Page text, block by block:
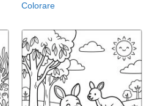
Colorare